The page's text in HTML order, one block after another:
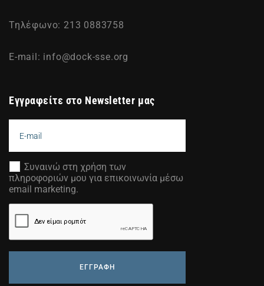
Τηλέφωνο: 213 0883758
E-mail: info@dock-sse.org
Εγγραφείτε στο Newsletter μας
Συναινώ στη χρήση των
πληροφοριών μου για επικοινωνία μέσω
email marketing.
ΕΓΓΡΑΦΗ